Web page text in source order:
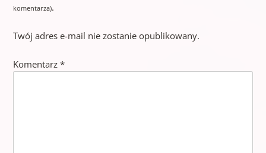
komentarza).
Twój adres e-mail nie zostanie opublikowany.
Komentarz *